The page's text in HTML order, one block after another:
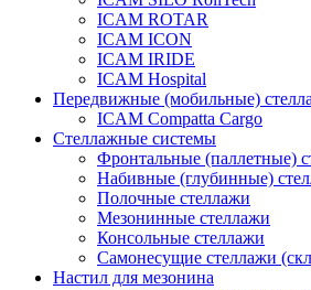
ICAM ROTAR
ICAM ICON
ICAM IRIDE
ICAM Hospital
Передвижные (мобильные)
ICAM Compatta Cargo
Стеллажные системы
Фронтальные (паллетные)
Набивные (глубинные)
Полочные стеллажи
Мезонинные стеллажи
Консольные стеллажи
Самонесущие стеллажи
Настил для мезонина